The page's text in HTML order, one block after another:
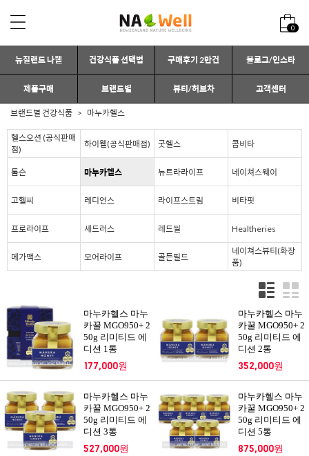
0
뉴질랜드 나웰 건강식품 선택법 구매후기 2만건 블로그/인스타
제품구매 브랜드별 뷰티/허브차 고객센터
브랜드별 건강식품 마누카헬스
헬스오션 (공식판매
점)
하이웰(공식판매점) 굿헬스 콤비타
톰슨 마누카헬스 뉴트라라이프 네이쳐스웨이
고헬씨 레디언스 라이프스트림 비타핏
프로라이프 세드러스 레드씰 Healtheries
메가맥스 모어라이프 골든필드
네이쳐스뷰티(화장
품)
마누카헬스 마누
카꿀 MGO950+ 2
50g 리미티드 에
디션 1통
177,000원
마누카헬스 마누
카꿀 MGO950+ 2
50g 리미티드 에
디션 2통
352,000원
마누카헬스 마누
카꿀 MGO950+ 2
50g 리미티드 에
디션 3통
527,000원
마누카헬스 마누
카꿀 MGO950+ 2
50g 리미티드 에
디션 5통
875,000원